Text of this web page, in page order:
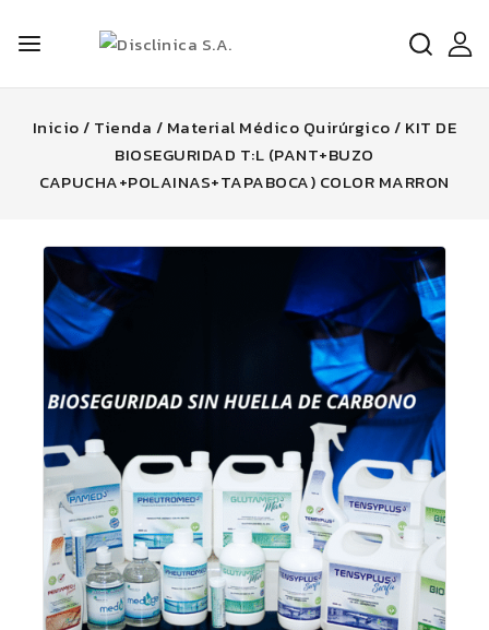
Inicio/ Tienda / Material Médico Quirúrgico/ KIT DE
BIOSEGURIDAD T:L (PANT+BUZO
CAPUCHA+POLAINAS+TAPABOCA) COLOR MARRON